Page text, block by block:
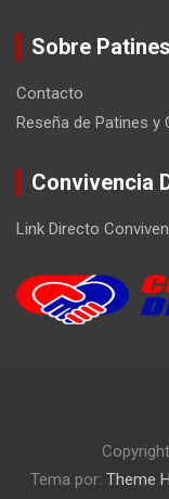
Sobre
Contacto
Reseña de Patines y
Convivencia
Link Directo
Tema por: Theme